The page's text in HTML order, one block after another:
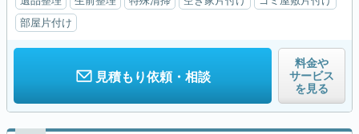
部屋片付け
見積もり依頼・相談
料金や
サービス
を見る